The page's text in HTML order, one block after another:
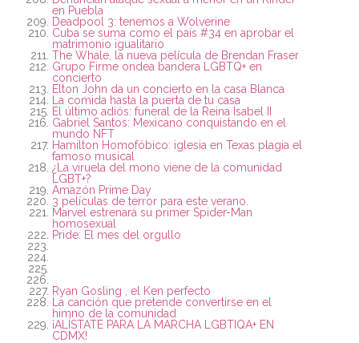
en Puebla
Deadpool 3: tenemos a Wolverine
Cuba se suma como el país #34 en aprobar el
matrimonio igualitario
The Whale, la nueva película de Brendan Fraser
Grupo Firme ondea bandera LGBTQ+ en
concierto
Elton John da un concierto en la casa Blanca
La comida hasta la puerta de tu casa
El último adiós: funeral de la Reina Isabel II
Gabriel Santos: Mexicano conquistando en el
mundo NFT
Hamilton Homofóbico: iglesia en Texas plagia el
famoso musical
¿La viruela del mono viene de la comunidad
LGBT+?
Amazón Prime Day
3 películas de terror para este verano.
Marvel estrenará su primer Spider-Man
homosexual
Pride: El mes del orgullo
Ryan Gosling , el Ken perfecto
La canción que pretende convertirse en el
himno de la comunidad
¡ALÍSTATE PARA LA MARCHA LGBTIQA+ EN
CDMX!